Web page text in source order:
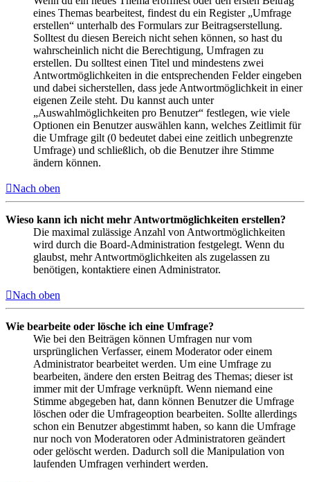
eines Themas bearbeitest, findest du ein Register „Umfrage
erstellen“ unterhalb des Formulars zur Beitragserstellung.
Solltest du diesen Bereich nicht sehen können, so hast du
wahrscheinlich nicht die Berechtigung, Umfragen zu
erstellen. Du solltest einen Titel und mindestens zwei
Antwortmöglichkeiten in die entsprechenden Felder eingeben
und dabei sicherstellen, dass jede Antwortmöglichkeit in einer
eigenen Zeile steht. Du kannst auch unter
„Auswahlmöglichkeiten pro Benutzer“ festlegen, wie viele
Optionen ein Benutzer auswählen kann, welches Zeitlimit für
die Umfrage gilt (0 bedeutet dabei eine zeitlich unbegrenzte
Umfrage) und schließlich, ob die Benutzer ihre Stimme
ändern können.
Nach oben
Wieso kann ich nicht mehr Antwortmöglichkeiten erstellen?
Die maximal zulässige Anzahl von Antwortmöglichkeiten
wird durch die Board-Administration festgelegt. Wenn du
glaubst, mehr Antwortmöglichkeiten als zugelassen zu
benötigen, kontaktiere einen Administrator.
Nach oben
Wie bearbeite oder lösche ich eine Umfrage?
Wie bei den Beiträgen können Umfragen nur vom
ursprünglichen Verfasser, einem Moderator oder einem
Administrator bearbeitet werden. Um eine Umfrage zu
bearbeiten, ändere den ersten Beitrag des Themas; dieser ist
immer mit der Umfrage verknüpft. Wenn niemand eine
Stimme abgegeben hat, dann können Benutzer die Umfrage
löschen oder die Umfrageoption bearbeiten. Sollte allerdings
schon ein Benutzer abgestimmt haben, so kann die Umfrage
nur noch von Moderatoren oder Administratoren geändert
oder gelöscht werden. Dadurch soll die Manipulation von
laufenden Umfragen verhindert werden.